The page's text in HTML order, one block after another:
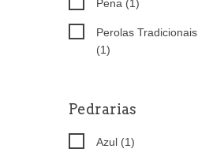
Pena (1)
Perolas Tradicionais
(1)
Pedrarias
Azul (1)